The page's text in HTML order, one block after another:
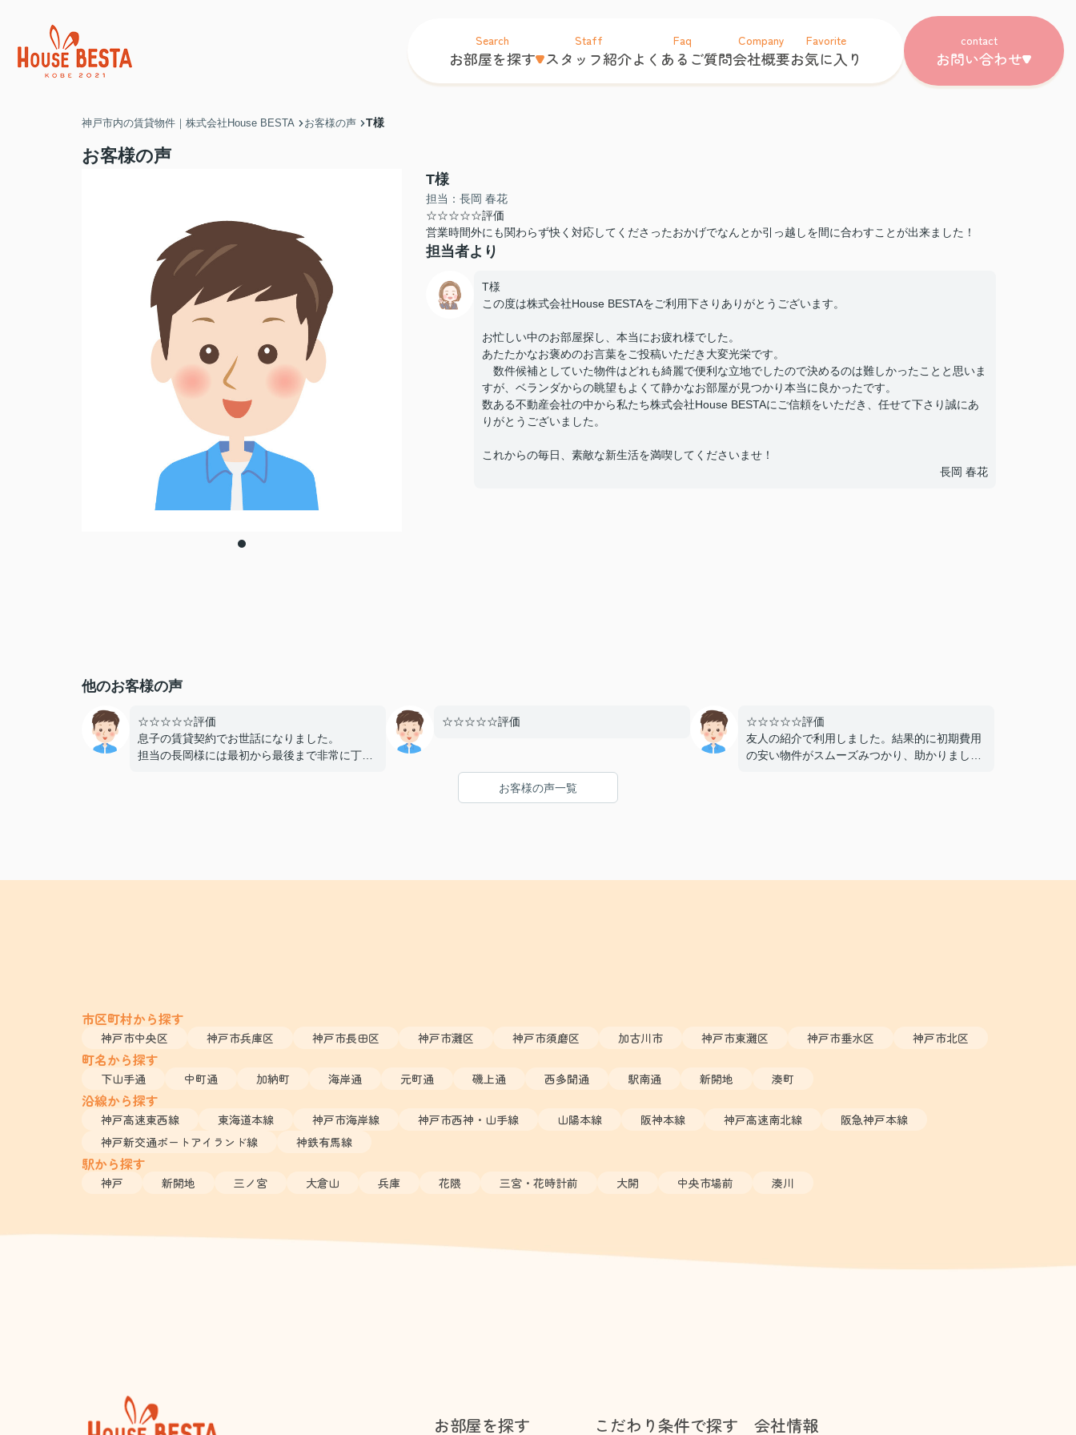
Search
お部屋を探す
Staff
スタッフ紹介
Faq
よくあるご質問
Company
会社概要
Favorite
お気に入り
contact
お問い合わせ
神戸市内の賃貸物件｜株式会社House BESTA お客様の声 T様
お客様の声
T様
担当：長岡 春花
☆☆☆☆☆評価
営業時間外にも関わらず快く対応してくださったおかげでなんとか引っ越しを間に合わすことが出来ました！
担当者より
T様
この度は株式会社House BESTAをご利用下さりありがとうございます。
お忙しい中のお部屋探し、本当にお疲れ様でした。
あたたかなお褒めのお言葉をご投稿いただき大変光栄です。
数件候補としていた物件はどれも綺麗で便利な立地でしたので決めるのは難しかったことと思いま
すが、ベランダからの眺望もよくて静かなお部屋が見つかり本当に良かったです。
数ある不動産会社の中から私たち株式会社House BESTAにご信頼をいただき、任せて下さり誠にあ
りがとうございました。
これからの毎日、素敵な新生活を満喫してくださいませ！
長岡 春花
他のお客様の声
☆☆☆☆☆評価
息子の賃貸契約でお世話になりました。
担当の長岡様には最初から最後まで非常に丁寧
☆☆☆☆☆評価
☆☆☆☆☆評価
友人の紹介で利用しました。結果的に初期費用
の安い物件がスムーズみつかり、助かりまし
お客様の声一覧
市区町村から探す
神戸市中央区 神戸市兵庫区 神戸市長田区 神戸市灘区 神戸市須磨区 加古川市 神戸市東灘区 神戸市垂水区 神戸市北区
町名から探す
下山手通 中町通 加納町 海岸通 元町通 磯上通 西多聞通 駅南通 新開地 湊町
沿線から探す
神戸高速東西線 東海道本線 神戸市海岸線 神戸市西神・山手線 山陽本線 阪神本線 神戸高速南北線
阪急神戸本線
神戸新交通ポートアイランド線
神鉄有馬線
駅から探す
神戸 新開地 三ノ宮 大倉山 兵庫 花隈 三宮・花時計前 大開 中央市場前 湊川
お部屋を探す こだわり条件で探す 会社情報